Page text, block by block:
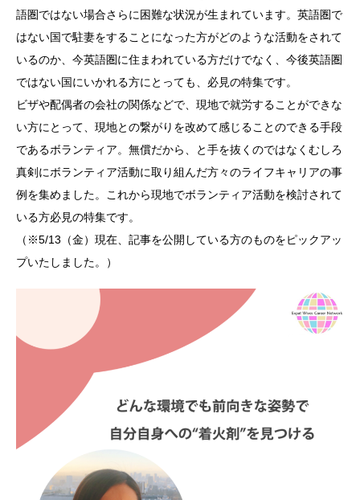
語圏ではない場合さらに困難な状況が生まれています。英語圏で
はない国で駐妻をすることになった方がどのような活動をされて
いるのか、今英語圏に住まわれている方だけでなく、今後英語圏
ではない国にいかれる方にとっても、必見の特集です。
ビザや配偶者の会社の関係などで、現地で就労することができな
い方にとって、現地との繋がりを改めて感じることのできる手段
であるボランティア。無償だから、と手を抜くのではなくむしろ
真剣にボランティア活動に取り組んだ方々のライフキャリアの事
例を集めました。これから現地でボランティア活動を検討されて
いる方必見の特集です。
（※5/13（金）現在、記事を公開している方のものをピックアッ
プいたしました。）